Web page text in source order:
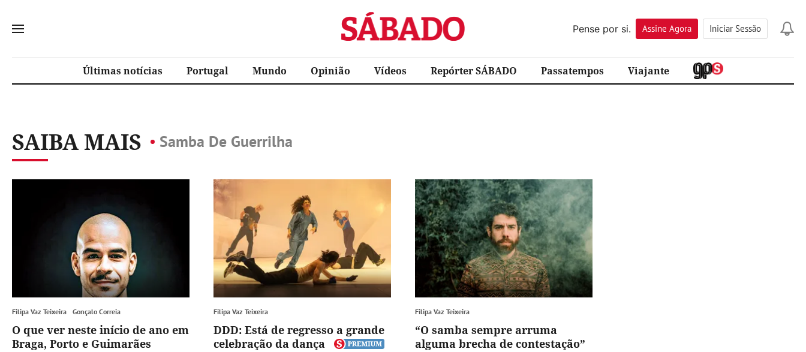
Sábado
Pense por si.
Assine Agora Iniciar Sessão
Últimas notícias Portugal Mundo Opinião Vídeos Repórter SÁBADO Passatempos Viajante
SAIBA MAIS Samba De Guerrilha
Filipa Vaz Teixeira Gonçalo Correia
O que ver neste início de ano em
Braga, Porto e Guimarães
Filipa Vaz Teixeira
DDD: Está de regresso a grande
celebração da dança
Filipa Vaz Teixeira
“O samba sempre arruma
alguma brecha de contestação”